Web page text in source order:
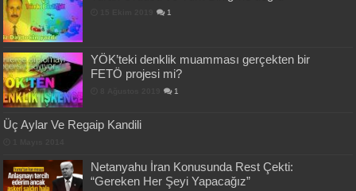
1
YÖK’teki denklik muamması gerçekten bir
FETÖ projesi mi?
1
Üç Aylar Ve Regaip Kandili
Netanyahu İran Konusunda Rest Çekti:
“Gereken Her Şeyi Yapacağız”